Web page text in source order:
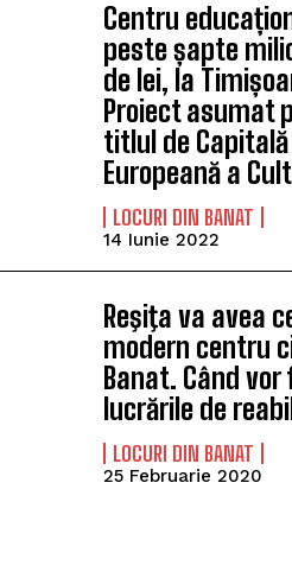
Centru
peste șapte
de lei, la
Proiect asumat
titlul de Capitală
Europeană a
LOCURI DIN BANAT
14 Iunie 2022
Reşiţa va avea
modern centru
Banat. Când
lucrările de
LOCURI DIN BANAT
25 Februarie 2020